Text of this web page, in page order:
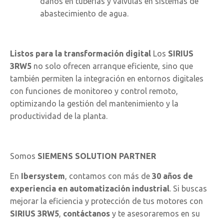
abastecimiento de agua.
Listos para la transformación digital Los SIRIUS
3RW5 no solo ofrecen arranque eficiente, sino que
también permiten la integración en entornos digitales
con funciones de monitoreo y control remoto,
optimizando la gestión del mantenimiento y la
productividad de la planta.
Somos SIEMENS SOLUTION PARTNER
En Ibersystem, contamos con más de 30 años de
experiencia en automatización industrial. Si buscas
mejorar la eficiencia y protección de tus motores con
SIRIUS 3RW5, contáctanos y te asesoraremos en su